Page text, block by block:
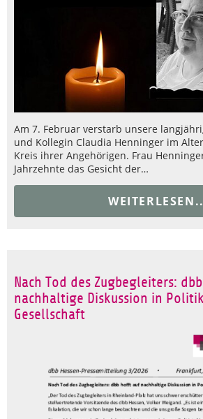
Am 7. Februar verstarb unsere
und Kollegin Claudia Henninger im
Kreis ihrer Angehörigen. Frau
Jahrzehnte das Gesicht der…
WEITERLESEN..
Nach Tod des Zugbegleiters:
nachhaltige Diskussion in
Gesellschaft